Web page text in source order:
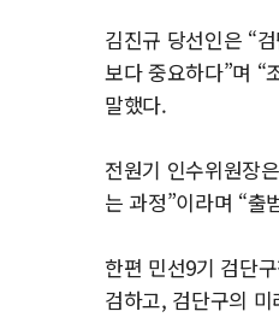
김진규 당선인은 “
보다 중요하다”며 “
말했다.
전원기 인수위원장
는 과정”이라며 “출
한편 민선9기 검단
검하고, 검단구의